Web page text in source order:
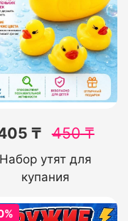
₸ 450₸
Набор утят для
купания